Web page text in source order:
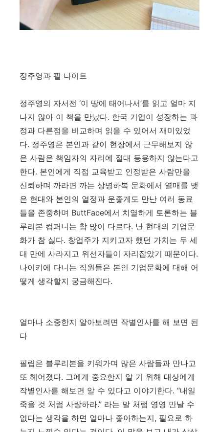
정주영과 필 나이트
정주영의 자서전 ‘이 땅에 태어나서’를 읽고 얼마 지
나지 않아 이 책을 만났다. 한국 기업이 성장하는 과
정과 다른점을 비교하며 읽을 수 있어서 재미있었
다. 정주영은 본인과 같이 현장에서 근무해보지 않
은 사람은 책임자의 자리에 절대 등용하지 않는다고
한다. 본인에게 직접 교육받고 인정받은 사람만을
신뢰하며 까라면 까는 상명하복 문화에서 열매를 맺
은 현대와 본인의 열정과 운좋게도 만난 여러 동료
들을 존중하며 ButtFace에서 치열하게 토론하는 블
루리본 컴퍼니는 참 많이 다르다. 난 현대의 기업문
화가 참 싫다. 창업주가 지키고자 했던 가치는 두 세
대 만에 사라지고 위선자들이 자리잡았기 때문이다.
나이키에 다니는 직원들은 본인 기업문화에 대해 어
떻게 생각할지 궁금해진다.
얼마나 소중한지 알아보려면 작별인사를 해 보면 된
다
필립은 블루리본을 키워가며 많은 사람들과 만나고
또 헤어졌다. 그에게 중요한지 알 기 위해 대상에게
작별인사를 해보면 알 수 있다고 이야기한다. “내일
죽을 것 처럼 사랑하라.” 라는 말 처럼 영영 만날 수
없다는 생각을 하면 얼마나 좋아하는지, 필요로 하